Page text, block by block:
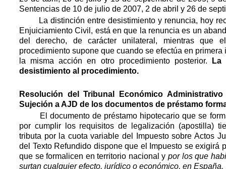
Sentencias de 10 de julio de 2007, 2 de abril y 26 de
La distinción entre desistimiento y renuncia, hoy
Enjuiciamiento Civil, está en que la renuncia es un
del derecho, de carácter unilateral, mientras que
procedimiento supone que cuando se efectúa en
la misma acción en otro procedimiento posterior.
La
desistimiento al procedimiento.
Resolución del Tribunal Económico
Sujeción a AJD de los documentos de préstamo
El documento de préstamo hipotecario que se
por cumplir los requisitos de legalización (apostilla)
tributa por la cuota variable del Impuesto sobre Actos
del Texto Refundido dispone que el Impuesto se exigirá
que se formalicen en territorio nacional y por los que
surtan cualquier efecto, jurídico o económico, en España.